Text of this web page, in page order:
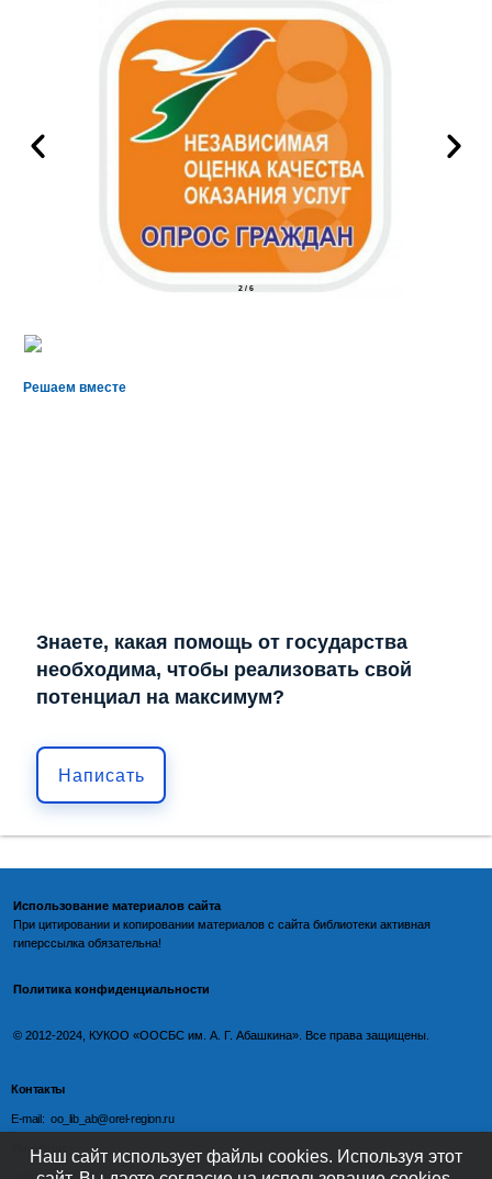
2 / 6
Решаем вместе
Знаете, какая помощь от государства
необходима, чтобы реализовать свой
потенциал на максимум?
Написать
Использование материалов сайта
При цитировании и копировании материалов с сайта библиотеки активная
гиперссылка обязательна!
Политика конфиденциальности
©️ 2012-2024, КУКОО «ООСБС им. А. Г. Абашкина». Все права защищены.
Контакты
E-mail: oo_lib_ab@orel-region.ru
Телефон:
Наш сайт использует файлы cookies. Используя этот